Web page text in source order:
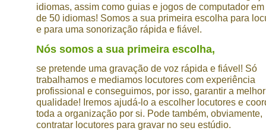
idiomas, assim como guias e jogos de computador
de 50 idiomas! Somos a sua primeira escolha para
e para uma sonorização rápida e fiável.
Nós somos a sua primeira escolha,
se pretende uma gravação de voz rápida e fiável! Só
trabalhamos e mediamos locutores com experiência
profissional e conseguimos, por isso, garantir a melhor
qualidade! Iremos ajudá-lo a escolher locutores e
toda a organização por si. Pode também, obviamente,
contratar locutores para gravar no seu estúdio.